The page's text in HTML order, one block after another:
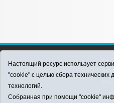
E-
Настоящий ресурс использует
"cookie" с целью сбора
технологий.
Собранная при помощи "cookie"